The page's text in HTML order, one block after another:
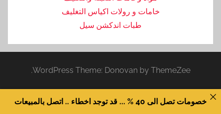
خامات و رولات اكياس التغليف
طبات اندكشن سيل
WordPress Theme: Donovan by ThemeZee.
خصومات تصل الى 40 % ... قد توجد اخطاء .. اتصل بالمبيعات